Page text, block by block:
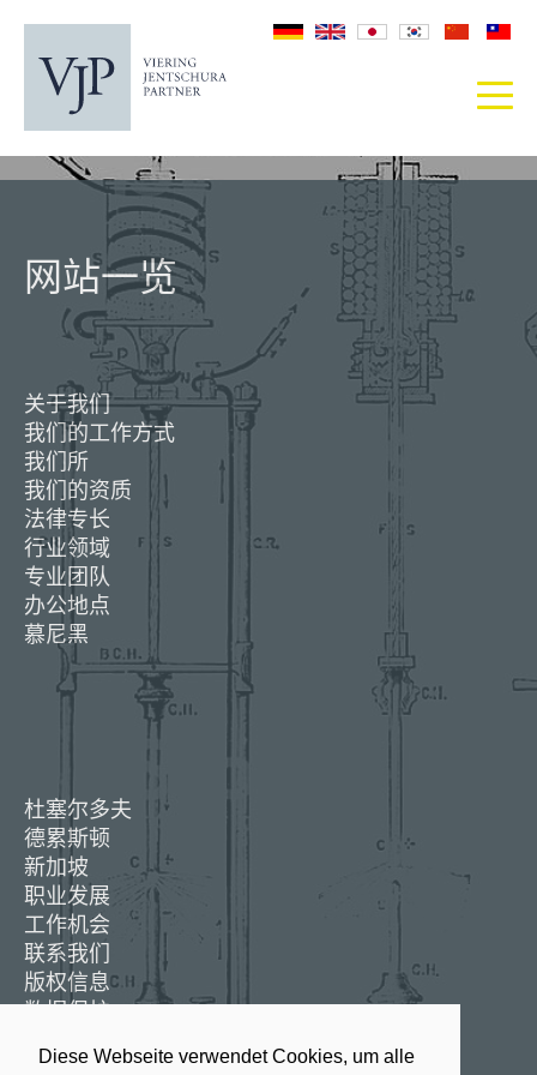
Diese Webseite verwendet Cookies, um alle
网站一览
关于我们
我们的工作方式
我们所
我们的资质
法律专长
行业领域
专业团队
办公地点
慕尼黑
杜塞尔多夫
德累斯顿
新加坡
职业发展
工作机会
联系我们
版权信息
数据保护